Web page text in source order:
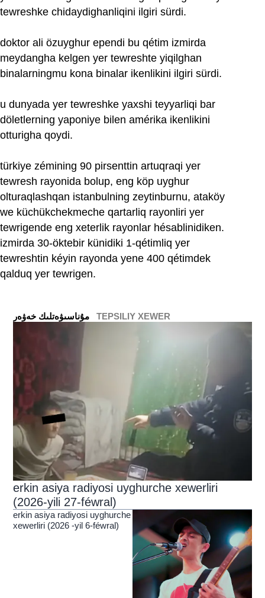
tewreshke chidaydighanliqini ilgiri sürdi.
doktor ali özuyghur ependi bu qétim izmirda
meydangha kelgen yer tewreshte yiqilghan
binalarningmu kona binalar ikenlikini ilgiri sürdi.
u dunyada yer tewreshke yaxshi teyyarliqi bar
döletlerning yaponiye bilen amérika ikenlikini
otturigha qoydi.
türkiye zémining 90 pirsenttin artuqraqi yer
tewresh rayonida bolup, eng köp uyghur
olturaqlashqan istanbulning zeytinburnu, ataköy
we küchükchekmeche qartarliq rayonliri yer
tewrigende eng xeterlik rayonlar hésablinidiken.
izmirda 30-öktebir künidiki 1-qétimliq yer
tewreshtin kéyin rayonda yene 400 qétimdek
qalduq yer tewrigen.
TEPSILIY XEWER
erkin asiya radiyosi uyghurche xewerliri
(2026-yili 27-féwral)
erkin asiya radiyosi uyghurche
xewerliri (2026 -yil 6-féwral)